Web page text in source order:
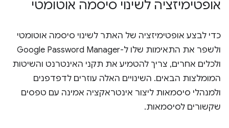
אופטימיזציה לשינוי סיסמה אוטומטי
כדי לבצע אופטימיזציה של האתר לשינוי סיסמה אוטומטי
ולשפר את התאימות שלו ל-Google Password Manager
ולכלים אחרים, צריך להטמיע את תקני האינטרנט והשיטות
המומלצות הבאים. השינויים האלה עוזרים לדפדפנים
ולמנהלי סיסמאות ליצור אינטראקציה אמינה עם טפסים
שקשורים לסיסמאות.